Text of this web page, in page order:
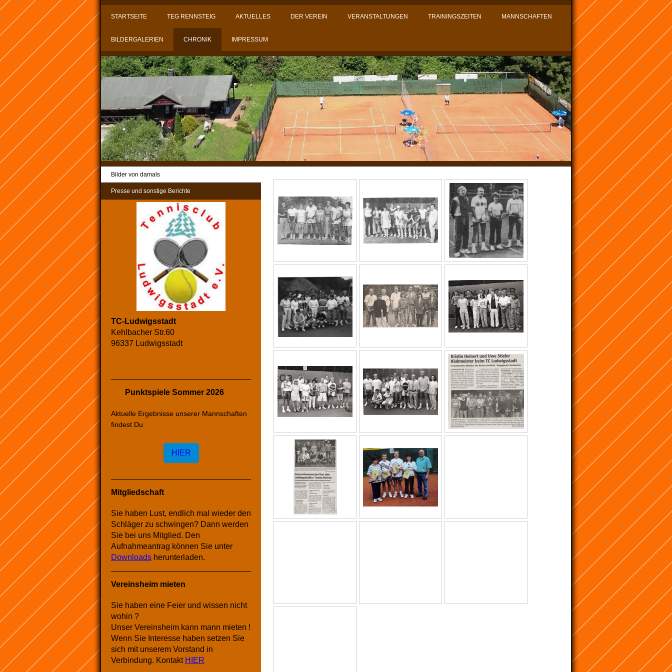
STARTSEITE TEG RENNSTEIG AKTUELLES DER VEREIN VERANSTALTUNGEN TRAININGSZEITEN MANNSCHAFTEN
BILDERGALERIEN CHRONIK IMPRESSUM
Bilder von damals
Presse und sonstige Berichte
TC-Ludwigsstadt
Kehlbacher Str.60
96337 Ludwigsstadt
Punktspiele Sommer 2026
Aktuelle Ergebnisse unserer Mannschaften
findest Du
HIER
Mitgliedschaft
Sie haben Lust, endlich mal wieder den
Schläger zu schwingen? Dann werden
Sie bei uns Mitglied. Den
Aufnahmeantrag können Sie unter
Downloads herunterladen.
Vereinsheim mieten
Sie haben eine Feier und wissen nicht
wohin ?
Unser Vereinsheim kann mann mieten !
Wenn Sie Interesse haben setzen Sie
sich mit unserem Vorstand in
Verbindung. Kontakt HIER